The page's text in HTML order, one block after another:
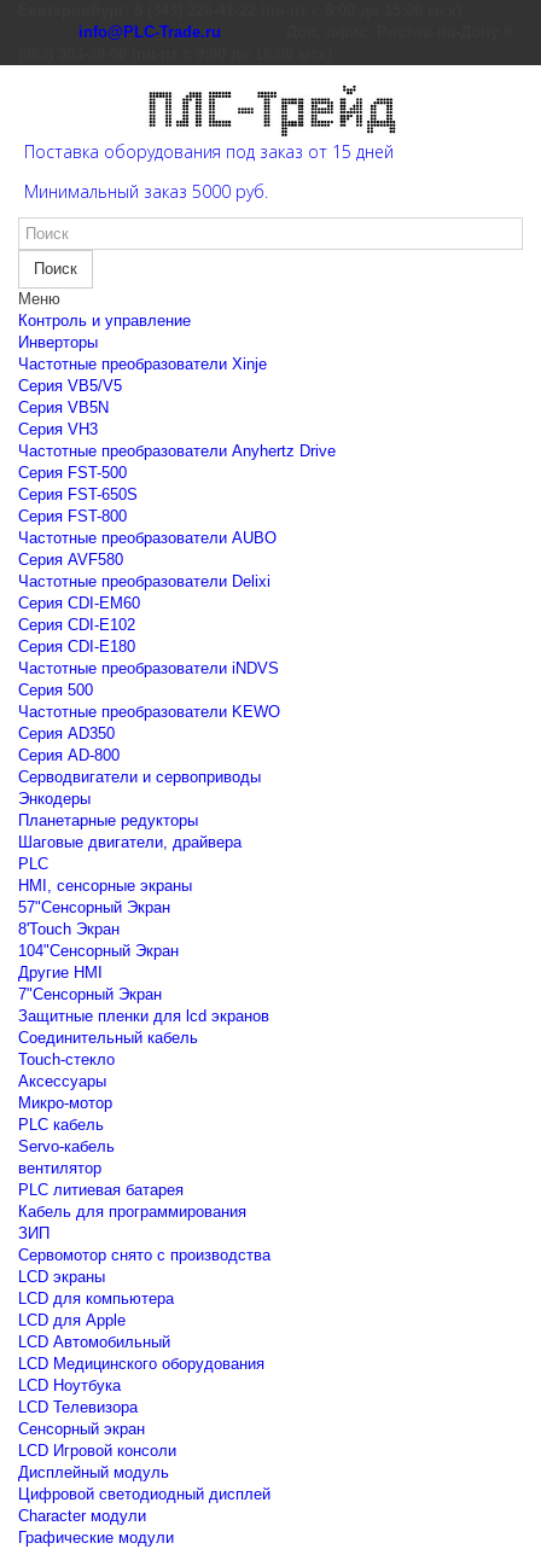
info@PLC-Trade.ru
Поставка оборудования под заказ от 15 дней
Минимальный заказ 5000 руб.
Поиск
Меню
Контроль и управление
Инверторы
Частотные преобразователи Xinje
Cерия VB5/V5
Cерия VB5N
Cерия VH3
Частотные преобразователи Anyhertz Drive
Серия FST-500
Серия FST-650S
Серия FST-800
Частотные преобразователи AUBO
Серия AVF580
Частотные преобразователи Delixi
Серия CDI-EM60
Серия CDI-E102
Серия CDI-E180
Частотные преобразователи iNDVS
Серия 500
Частотные преобразователи KEWO
Серия AD350
Серия AD-800
Серводвигатели и сервоприводы
Энкодеры
Планетарные редукторы
Шаговые двигатели, драйвера
PLC
HMI, сенсорные экраны
57"Сенсорный Экран
8'Touch Экран
104"Сенсорный Экран
Другие HMI
7"Сенсорный Экран
Защитные пленки для lcd экранов
Соединительный кабель
Touch-стекло
Аксессуары
Микро-мотор
PLC кабель
Servo-кабель
вентилятор
PLC литиевая батарея
Кабель для программирования
ЗИП
Сервомотор снято с производства
LCD экраны
LCD для компьютера
LCD для Apple
LCD Автомобильный
LCD Медицинского оборудования
LCD Ноутбука
LCD Телевизора
Сенсорный экран
LCD Игровой консоли
Дисплейный модуль
Цифровой светодиодный дисплей
Сharacter модули
Графические модули